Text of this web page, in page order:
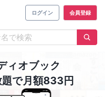
ログイン 会員登録
ィオブック
で月額833円